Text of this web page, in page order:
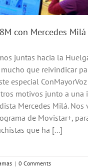
con Mercedes Milá
juntas hacia la
que reivindicar
especial
motivos junto a una
Mercedes Milá. Nos
de Movistar+,
que ha [...]
| 0 Comments